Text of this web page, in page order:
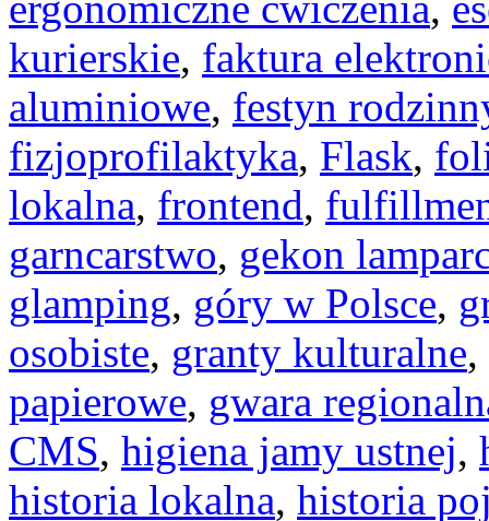
kurierskie, faktura
aluminiowe, festyn
fizjoprofilaktyka, Flask,
lokalna, frontend,
garncarstwo, gekon
glamping, góry w Polsce,
osobiste, granty kulturalne,
papierowe, gwara
CMS, higiena jamy ustnej,
historia lokalna, historia